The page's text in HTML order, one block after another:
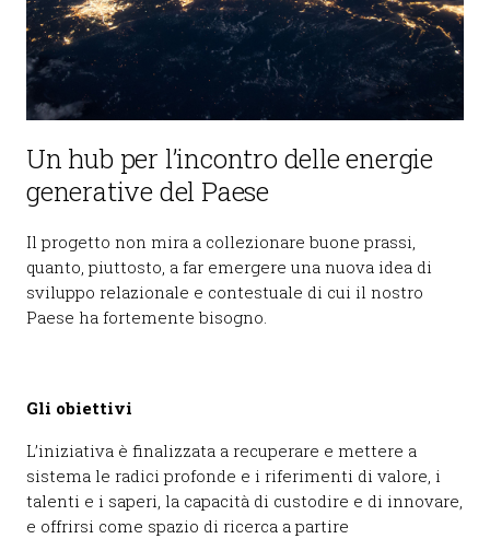
Un hub per l’incontro delle energie
generative del Paese
Il progetto non mira a collezionare buone prassi,
quanto, piuttosto, a far emergere una nuova idea di
sviluppo relazionale e contestuale di cui il nostro
Paese ha fortemente bisogno.
Gli obiettivi
L’iniziativa è finalizzata a recuperare e mettere a
sistema le radici profonde e i riferimenti di valore, i
talenti e i saperi, la capacità di custodire e di innovare,
e offrirsi come spazio di ricerca a partire